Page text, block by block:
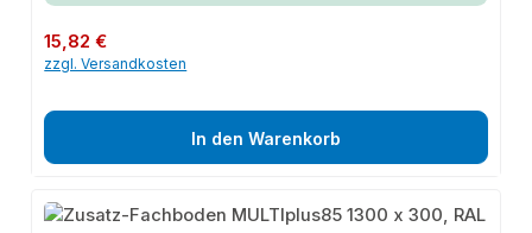
Regulärer Preis:
15,82 €
zzgl. Versandkosten
In den Warenkorb